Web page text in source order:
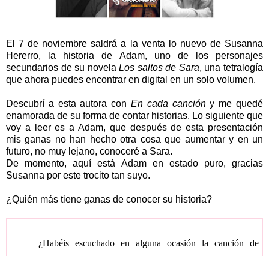
El 7 de noviembre saldrá a la venta lo nuevo de Susanna
Hererro, la historia de Adam, uno de los personajes
secundarios de su novelaLos saltos de Sara, una tetralogía
que ahora puedes encontrar en digital en un solo volumen.
Descubrí a esta autora con En cada cancióny me quedé
enamorada de su forma de contar historias. Lo siguiente que
voy a leer es a Adam, que después de esta presentación
mis ganas no han hecho otra cosa que aumentar y en un
futuro, no muy lejano, conoceré a Sara.
De momento, aquí está Adam en estado puro, gracias
Susanna por este trocito tan suyo.
¿Quién más tiene ganas de conocer su historia?
¿Habéis escuchado en alguna ocasión la canción de